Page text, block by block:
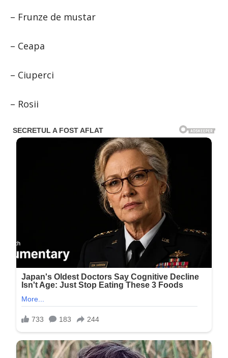
– Frunze de mustar
– Ceapa
– Ciuperci
– Rosii